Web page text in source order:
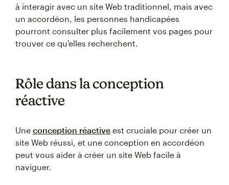
à interagir avec un site Web traditionnel, mais avec
un accordéon, les personnes handicapées
pourront consulter plus facilement vos pages pour
trouver ce qu'elles recherchent.
Rôle dans la conception
réactive
Une conception réactive est cruciale pour créer un
site Web réussi, et une conception en accordéon
peut vous aider à créer un site Web facile à
naviguer.